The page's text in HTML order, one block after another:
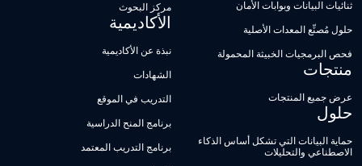
ثنائيات البيانات وبوابات الأمان
حلول مُصنِّع المعدات الأصلية
فحص البرمجيات الخبيثة المحمولة
منتجات
عرض جميع المنتجات
حلول
حماية البيانات التي تشكل أساس الذكاء
الاصطناعي والتحليلات
مركز البحوث
الأكاديمية
نبذة عن الأكاديمية
الشهادات
التدريب في الموقع
برنامج المنح الدراسية
برنامج التدريب المعتمد